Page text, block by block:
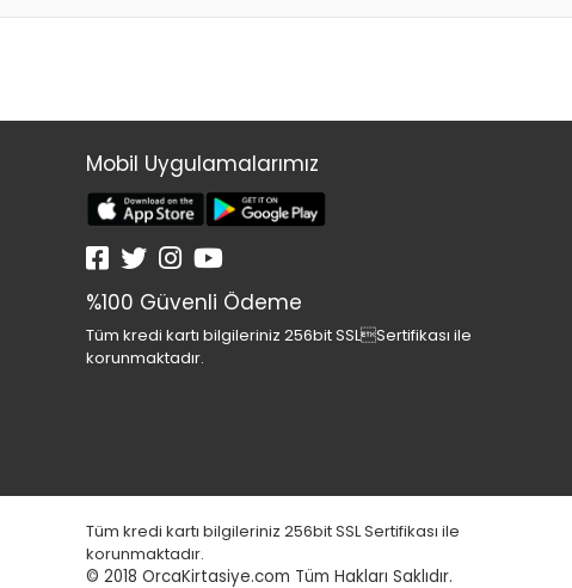
Mobil Uygulamalarımız
%100 Güvenli Ödeme
Tüm kredi kartı bilgileriniz 256bit SSLSertifikası ile
korunmaktadır.
Tüm kredi kartı bilgileriniz 256bit SSL Sertifikası ile
korunmaktadır.
© 2018 OrcaKirtasiye.com Tüm Hakları Saklıdır.